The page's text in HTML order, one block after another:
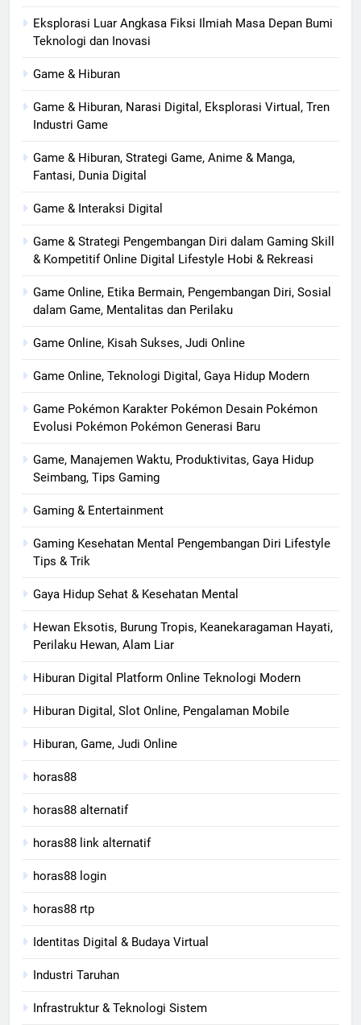
Eksplorasi Luar Angkasa Fiksi Ilmiah Masa Depan Bumi
Teknologi dan Inovasi
Game & Hiburan
Game & Hiburan, Narasi Digital, Eksplorasi Virtual, Tren
Industri Game
Game & Hiburan, Strategi Game, Anime & Manga,
Fantasi, Dunia Digital
Game & Interaksi Digital
Game & Strategi Pengembangan Diri dalam Gaming Skill
& Kompetitif Online Digital Lifestyle Hobi & Rekreasi
Game Online, Etika Bermain, Pengembangan Diri, Sosial
dalam Game, Mentalitas dan Perilaku
Game Online, Kisah Sukses, Judi Online
Game Online, Teknologi Digital, Gaya Hidup Modern
Game Pokémon Karakter Pokémon Desain Pokémon
Evolusi Pokémon Pokémon Generasi Baru
Game, Manajemen Waktu, Produktivitas, Gaya Hidup
Seimbang, Tips Gaming
Gaming & Entertainment
Gaming Kesehatan Mental Pengembangan Diri Lifestyle
Tips & Trik
Gaya Hidup Sehat & Kesehatan Mental
Hewan Eksotis, Burung Tropis, Keanekaragaman Hayati,
Perilaku Hewan, Alam Liar
Hiburan Digital Platform Online Teknologi Modern
Hiburan Digital, Slot Online, Pengalaman Mobile
Hiburan, Game, Judi Online
horas88
horas88 alternatif
horas88 link alternatif
horas88 login
horas88 rtp
Identitas Digital & Budaya Virtual
Industri Taruhan
Infrastruktur & Teknologi Sistem